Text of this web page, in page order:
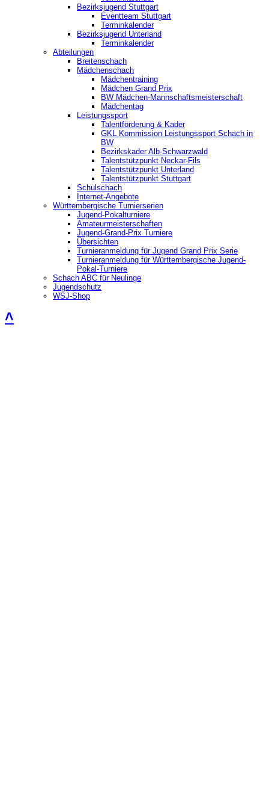
Bezirksjugend Stuttgart
‎Eventteam Stuttgart
Terminkalender
Bezirksjugend Unterland
Terminkalender
Abteilungen
Breitenschach
Mädchenschach
Mädchentraining
Mädchen Grand Prix
BW Mädchen-Mannschaftsmeisterschaft
Mädchentag
Leistungssport
Talentförderung & Kader
GKL Kommission Leistungssport Schach in
BW
Bezirkskader Alb-Schwarzwald
Talentstützpunkt Neckar-Fils
Talentstützpunkt Unterland
Talentstützpunkt Stuttgart
Schulschach
Internet-Angebote
Württembergische Turnierserien
Jugend-Pokalturniere
Amateurmeisterschaften
Jugend-Grand-Prix Turniere
Übersichten
Turnieranmeldung für Jugend Grand Prix Serie
Turnieranmeldung für Württembergische Jugend-
Pokal-Turniere
Schach ABC für Neulinge
Jugendschutz
WSJ-Shop
˄